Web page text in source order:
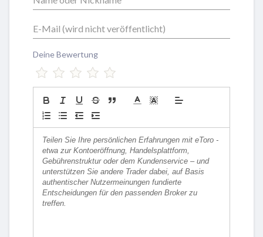
Deine Bewertung